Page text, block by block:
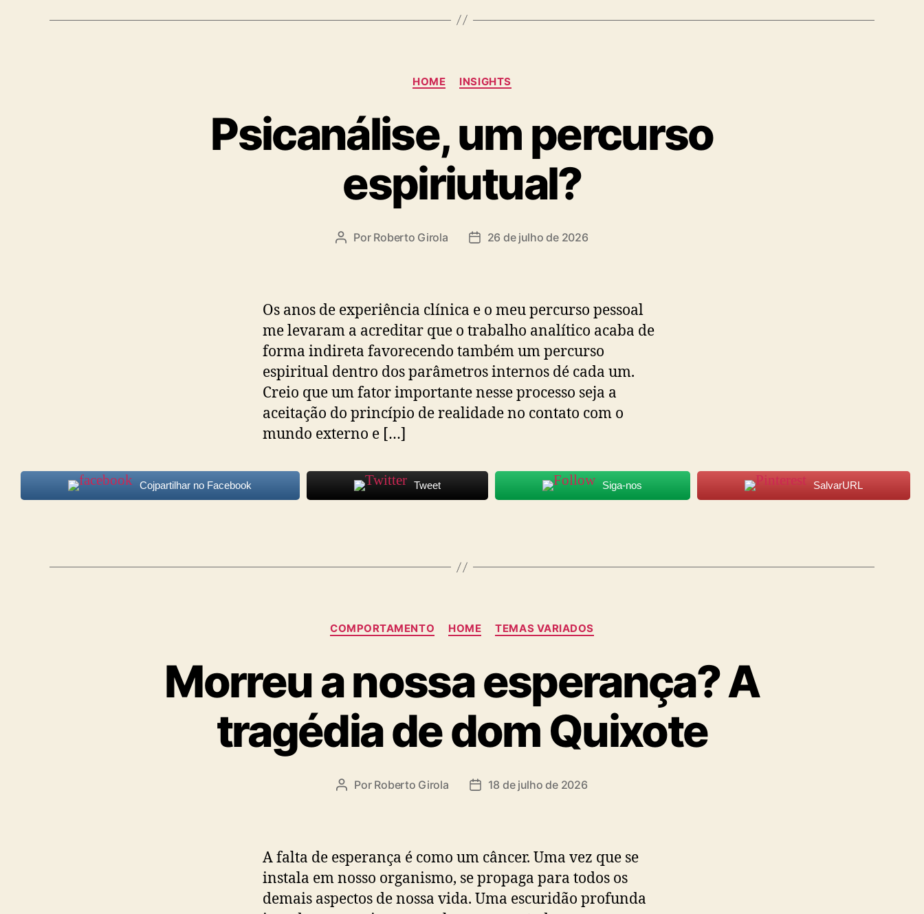
Categorias
HOME INSIGHTS
Psicanálise, um percurso
espiriutual?
Autor
Por Roberto Girola
Data26 de julho de 2026
Os anos de experiência clínica e o meu percurso pessoal
me levaram a acreditar que o trabalho analítico acaba de
forma indireta favorecendo também um percurso
espiritual dentro dos parâmetros internos dé cada um.
Creio que um fator importante nesse processo seja a
aceitação do princípio de realidade no contato com o
mundo externo e […]
Cojpartilhar no Facebook Tweet Siga-nos SalvarURL
Categorias
COMPORTAMENTO HOME TEMAS VARIADOS
Morreu a nossa esperança? A
tragédia de dom Quixote
Autor
Por Roberto Girola
Data18 de julho de 2026
A falta de esperança é como um câncer. Uma vez que se
instala em nosso organismo, se propaga para todos os
demais aspectos de nossa vida. Uma escuridão profunda